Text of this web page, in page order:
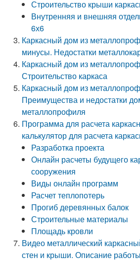
Строительство крыши
Внутренняя и внешняя
6х6
Каркасный дом из
минусы. Недостатки
Каркасный дом из
Строительство каркаса
Каркасный дом из
Преимущества и недостатки
металлопрофиля
Программа для расчета
калькулятор для расчета
Разработка проекта
Онлайн расчеты будущего
сооружения
Виды онлайн программ
Расчет теплопотерь
Прогиб деревянных балок
Строительные материалы
Площадь кровли
Видео металлический
стен и крыши. Описание